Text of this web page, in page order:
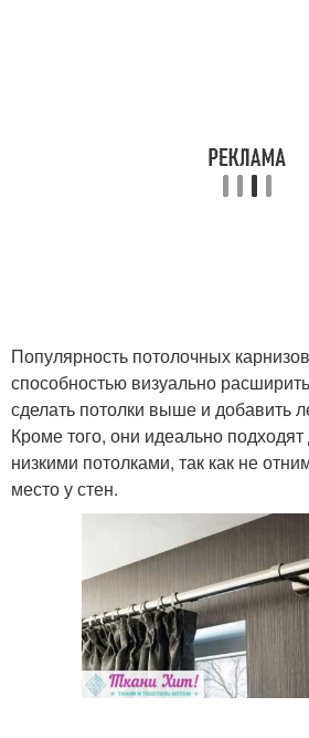
Популярность потолочных
способностью визуально
сделать потолки выше и добавить
Кроме того, они идеально
низкими потолками, так как не
место у стен.